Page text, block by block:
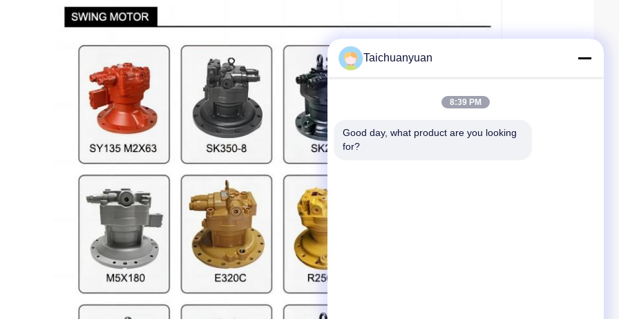
Taichuanyuan
8:39 PM
Good day, what product are you looking
for?